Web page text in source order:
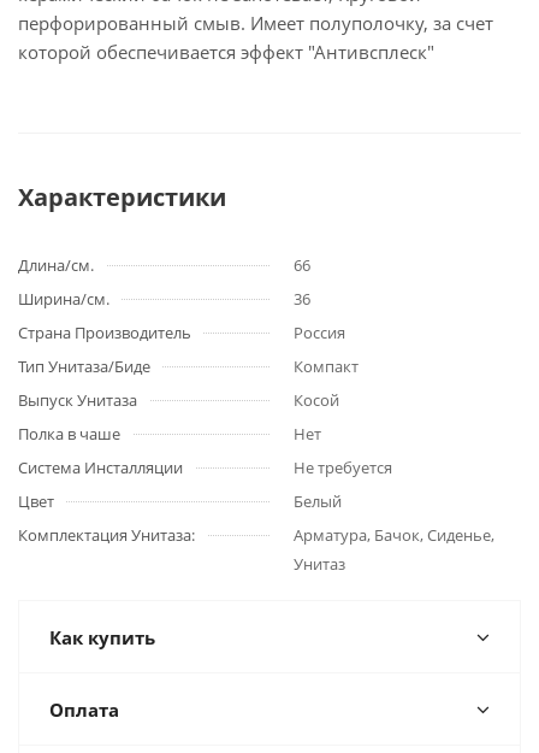
перфорированный смыв. Имеет полуполочку, за счет
которой обеспечивается эффект "Антивсплеск"
Характеристики
Длина/см.
66
Ширина/см.
36
Страна Производитель
Россия
Тип Унитаза/Биде
Компакт
Выпуск Унитаза
Косой
Полка в чаше
Нет
Система Инсталляции
Не требуется
Цвет
Белый
Комплектация Унитаза:
Арматура, Бачок, Сиденье,
Унитаз
Как купить
Оплата